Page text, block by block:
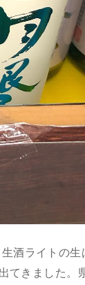
酒ライトの生
てきました。